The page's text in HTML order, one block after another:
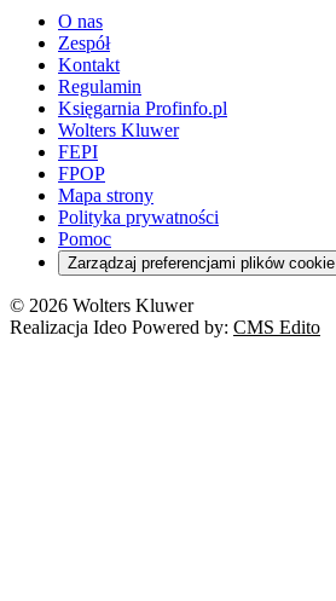
O nas
Zespół
Kontakt
Regulamin
Księgarnia Profinfo.pl
Wolters Kluwer
FEPI
FPOP
Mapa strony
Polityka prywatności
Pomoc
Zarządzaj preferencjami plików cookie
© 2026 Wolters Kluwer
Realizacja Ideo Powered by: CMS Edito